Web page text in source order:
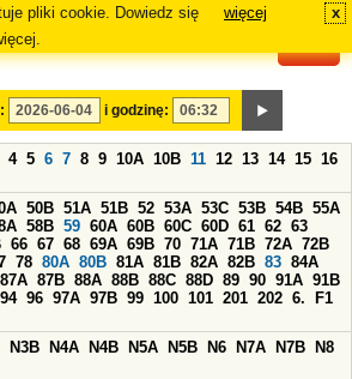
pliki cookie. Dowiedz się
więcej x
i godzinę:
4 5 6 7 8 9 10A 10B 11 12 13 14 15 16
50B 51A 51B 52 53A 53C 53B 54B 55A
58B 59 60A 60B 60C 60D 61 62 63
66 67 68 69A 69B 70 71A 71B 72A 72B
78 80A 80B 81A 81B 82A 82B 83 84A
87A 87B 88A 88B 88C 88D 89 90 91A 91B
94 96 97A 97B 99 100 101 201 202 6.
F1
N3B N4A N4B N5A N5B N6 N7A N7B
N8